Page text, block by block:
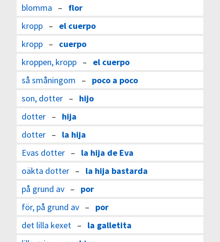
blomma – flor
kropp– el cuerpo
kropp– cuerpo
kroppen, kropp– el cuerpo
så småningom – poco a poco
son, dotter– hijo
dotter– hija
dotter– la hija
Evas dotter– la hija de Eva
oäkta dotter– la hija bastarda
på grund av– por
för, på grund av– por
det lilla kexet– la galletita